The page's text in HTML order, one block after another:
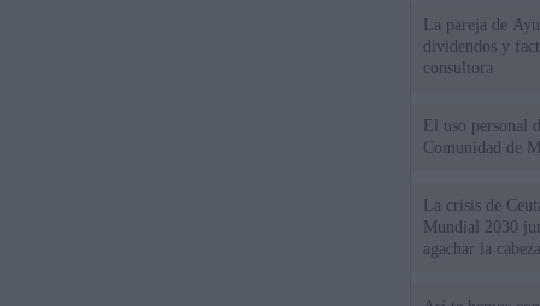
La pareja de
dividendos y
consultora
El uso personal
Comunidad de
La crisis de
Mundial 2030
agachar la